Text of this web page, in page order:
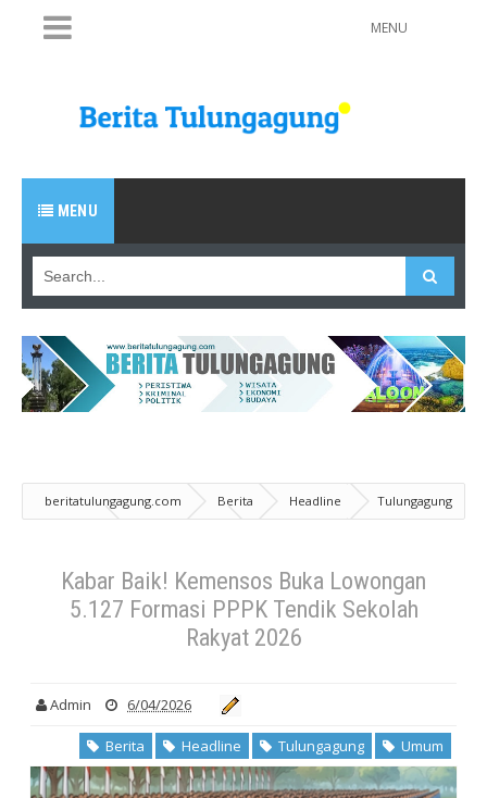
MENU
MENU
beritatulungagung.com Berita Headline
Tulungagung
Umum
Kabar Baik! Kemensos Buka Lowongan 5.127 Formasi
Kabar Baik! Kemensos Buka Lowongan
5.127 Formasi PPPK Tendik Sekolah
Rakyat 2026
Admin 6/04/2026
Berita Headline Tulungagung Umum